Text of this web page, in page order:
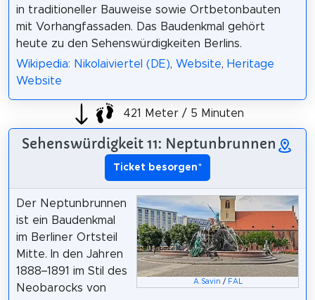
in traditioneller Bauweise sowie Ortbetonbauten
mit Vorhangfassaden. Das Baudenkmal gehört
heute zu den Sehenswürdigkeiten Berlins.
Wikipedia: Nikolaiviertel (DE), Website, Heritage
Website
421 Meter / 5 Minuten
Sehenswürdigkeit 11: Neptunbrunnen
Ticket besorgen*
A.Savin / FAL
Der Neptunbrunnen
ist ein Baudenkmal
im Berliner Ortsteil
Mitte. In den Jahren
1888–1891 im Stil des
Neobarocks von